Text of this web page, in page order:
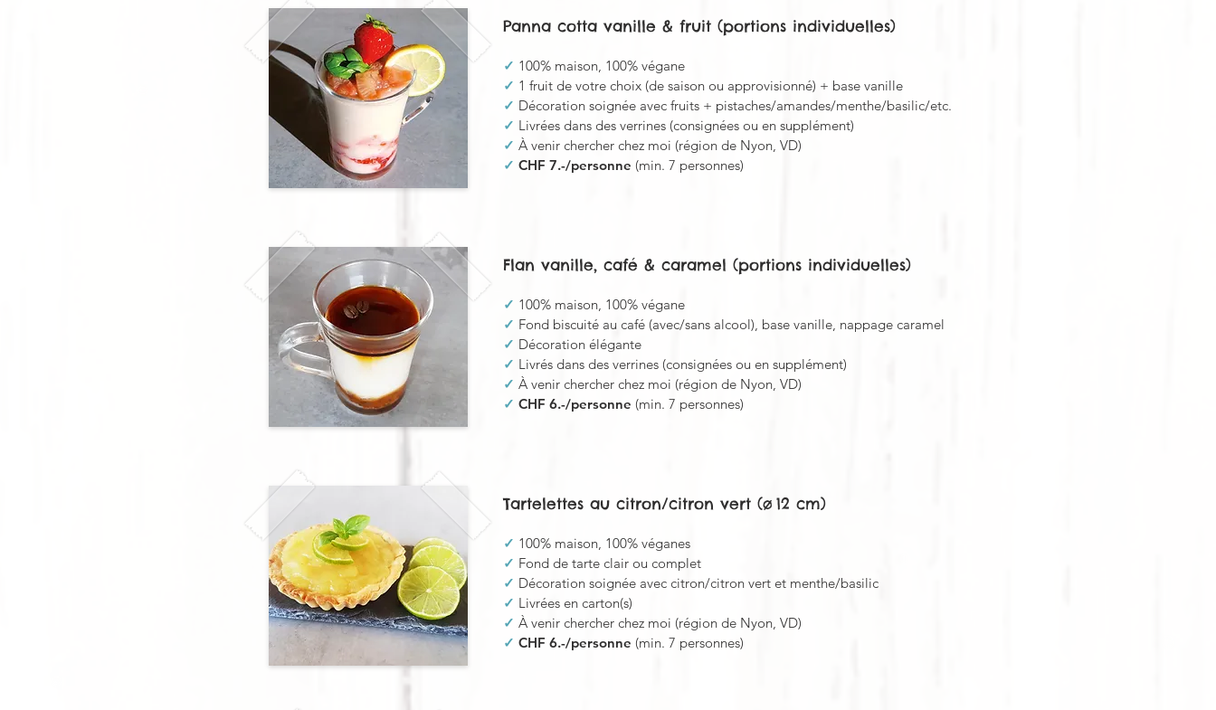
Panna cotta vanille & fruit (portions individuelles)
✓ 100% maison, 100% végane
✓ 1 fruit de votre choix (de saison ou approvisionné) + base vanille
✓ Décoration soignée avec fruits + pistaches/amandes/menthe/basilic/etc.
✓ Livrées dans des verrines (consignées ou en supplément)
✓ À venir chercher chez moi (région de Nyon, VD)
✓ CHF 7.-/personne (min. 7 personnes)
Flan vanille, café & caramel (portions individuelles)
✓ 100% maison, 100% végane
✓ Fond biscuité au café (avec/sans alcool), base vanille, nappage caramel
✓ Décoration élégante
✓ Livrés dans des verrines (consignées ou en supplément)
✓ À venir chercher chez moi (région de Nyon, VD)
✓ CHF 6.-/personne (min. 7 personnes)
Tartelettes au citron/citron vert (ø 12 cm)
✓ 100% maison, 100% véganes
✓ Fond de tarte clair ou complet
✓ Décoration soignée avec citron/citron vert et menthe/basilic
✓ Livrées en carton(s)
✓ À venir chercher chez moi (région de Nyon, VD)
✓ CHF 6.-/personne (min. 7 personnes)